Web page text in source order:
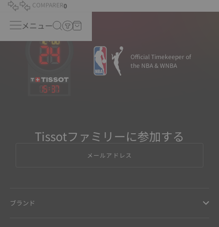
COMPARER0
メニュー
15: 37
Official Timekeeper of
the NBA & WNBA
Tissotファミリーに参加する
メールアドレス
ブランド